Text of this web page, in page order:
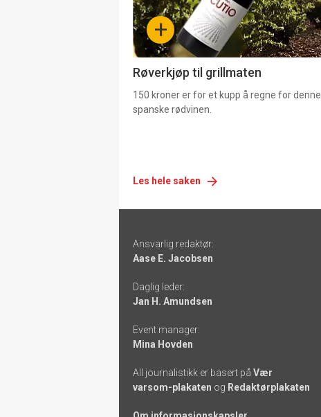
-
4 +
Røverkjøp til grillmaten
150 kroner er for et kupp å regne for denne
spanske rødvinen.
Les hele saken
-
links
Ansvarlig redaktør:
Aase E. Jacobsen
Daglig leder:
Jan H. Amundsen
Event manager:
Mina Hovden
All journalistikk er basert på Vær
varsom-plakaten og Redaktørplakaten